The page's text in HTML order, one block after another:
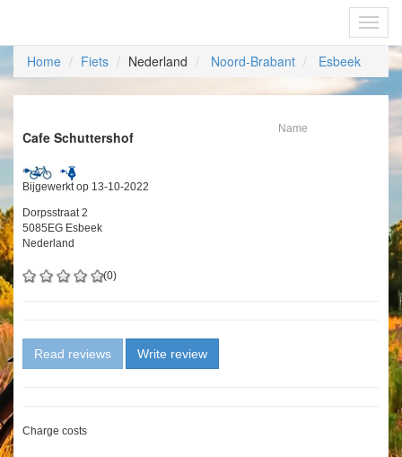
Home Fiets Nederland Noord-Brabant Esbeek
Cafe Schuttershof Name
Bijgewerkt op 13-10-2022
Dorpsstraat 2
5085EG Esbeek
Nederland
(0)
Read reviews Write review
Charge costs